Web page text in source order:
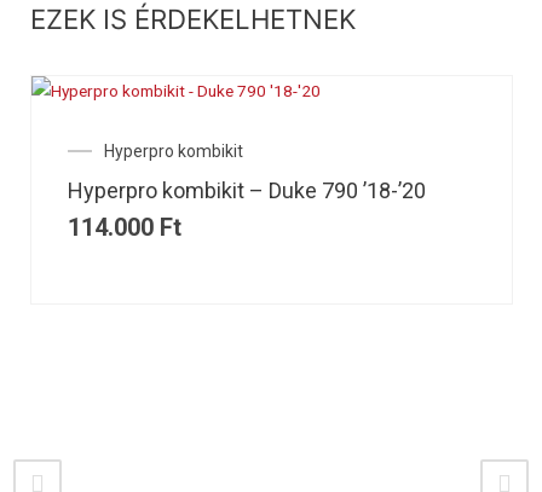
EZEK IS ÉRDEKELHETNEK
Hyperpro kombikit
Hyperpro kombikit – Duke 790 ’18-’20
114.000 Ft